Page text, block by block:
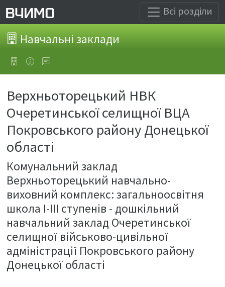
Всі розділи
Навчальні заклади
Верхньоторецький НВК
Очеретинської селищної ВЦА
Покровського району Донецької
області
Комунальний заклад
Верхньоторецький навчально-
виховний комплекс: загальноосвітня
школа І-ІІІ ступенів - дошкільний
навчальний заклад Очеретинської
селищної військово-цивільної
адміністрації Покровського району
Донецької області